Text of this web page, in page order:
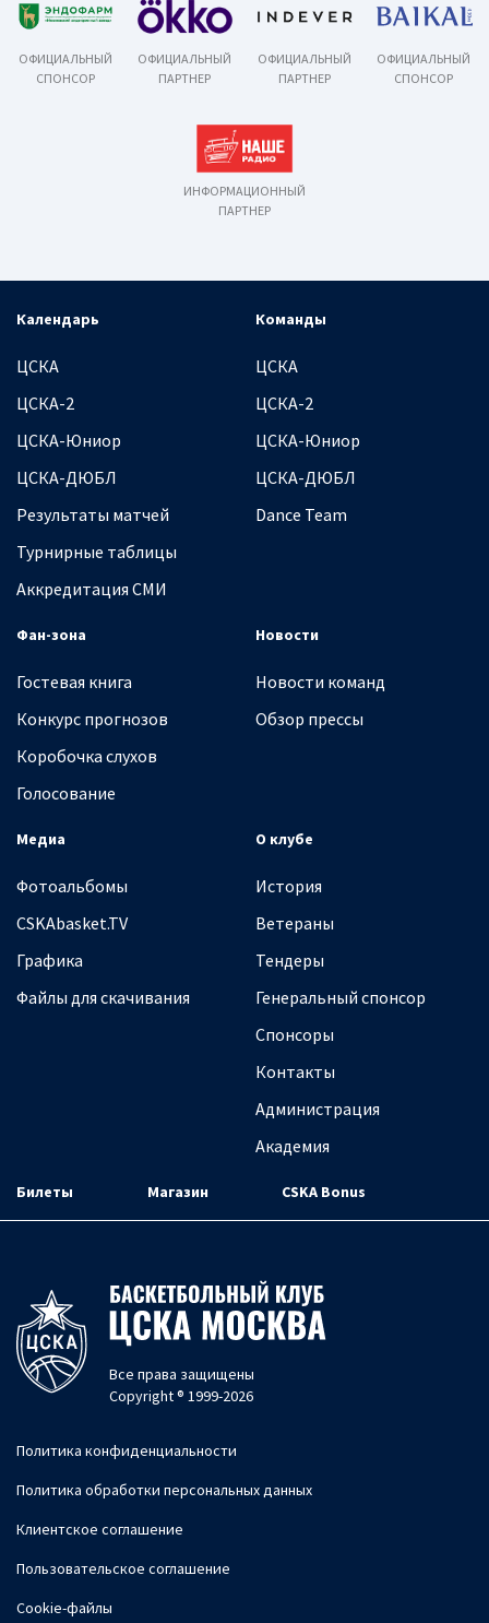
ОФИЦИАЛЬНЫЙ
СПОНСОР
ОФИЦИАЛЬНЫЙ
ПАРТНЕР
ОФИЦИАЛЬНЫЙ
ПАРТНЕР
ОФИЦИАЛЬНЫЙ
СПОНСОР
ИНФОРМАЦИОННЫЙ
ПАРТНЕР
Календарь
ЦСКА
ЦСКА-2
ЦСКА-Юниор
ЦСКА-ДЮБЛ
Результаты матчей
Турнирные таблицы
Аккредитация СМИ
Команды
ЦСКА
ЦСКА-2
ЦСКА-Юниор
ЦСКА-ДЮБЛ
Dance Team
Фан-зона
Гостевая книга
Конкурс прогнозов
Коробочка слухов
Голосование
Новости
Новости команд
Обзор прессы
Медиа
Фотоальбомы
CSKAbasket.TV
Графика
Файлы для скачивания
О клубе
История
Ветераны
Тендеры
Генеральный спонсор
Спонсоры
Контакты
Администрация
Академия
Билеты Магазин CSKA Bonus
Все права защищены
Copyright ® 1999-2026
Политика конфиденциальности
Политика обработки персональных данных
Клиентское соглашение
Пользовательское соглашение
Cookie-файлы